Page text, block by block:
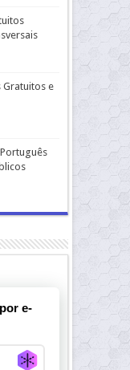
Gratuitos e
e-